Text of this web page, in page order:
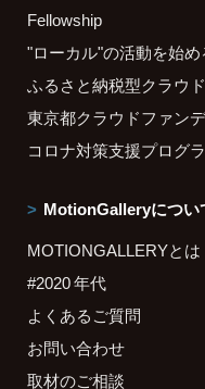
Fellowship
"ローカル"の活動を始め
ふるさと納税型クラウ
東京都クラウドファン
コロナ対策支援プログ
MotionGalleryについ
MOTIONGALLERYとは
#2020 年代
よくあるご質問
お問い合わせ
取材のご相談